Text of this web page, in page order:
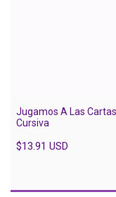
Jugamos A Las
Cursiva
$13.91 USD